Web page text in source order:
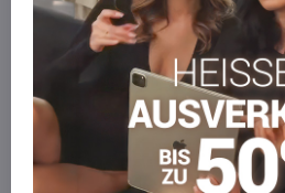
Werden Sie Teil von
Werden Sie Teil von everlady und
Mitgliedervorteilbei jedem
Der Vorteil wird automatisch im
Möchten Sie mehr
auf Lager haben?